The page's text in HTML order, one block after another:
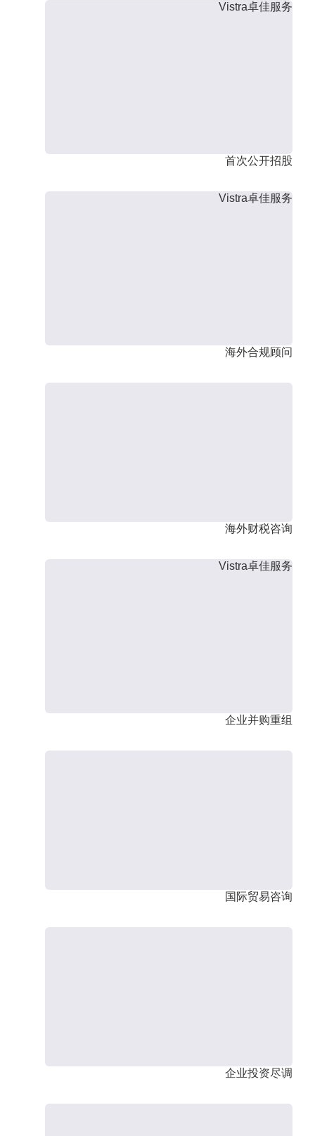
Vistra卓佳服务
首次公开招股
Vistra卓佳服务
海外合规顾问
海外财税咨询
Vistra卓佳服务
企业并购重组
国际贸易咨询
企业投资尽调